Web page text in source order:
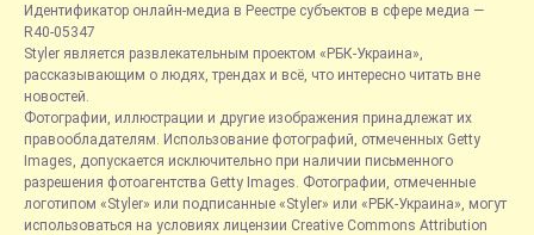
Идентификатор онлайн-медиа в Реестре субъектов в сфере медиа —
R40-05347
Styler является развлекательным проектом «РБК-Украина»,
рассказывающим о людях, трендах и всё, что интересно читать вне
новостей.
Фотографии, иллюстрации и другие изображения принадлежат их
правообладателям. Использование фотографий, отмеченных Getty
Images, допускается исключительно при наличии письменного
разрешения фотоагентства Getty Images. Фотографии, отмеченные
логотипом «Styler» или подписанные «Styler» или «РБК-Украина», могут
использоваться на условиях лицензии Creative Commons Attribution